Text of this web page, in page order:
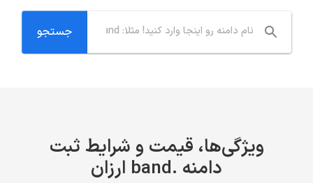
ویژگی‌ها، قیمت و شرایط ثبت
دامنه .band ارزان